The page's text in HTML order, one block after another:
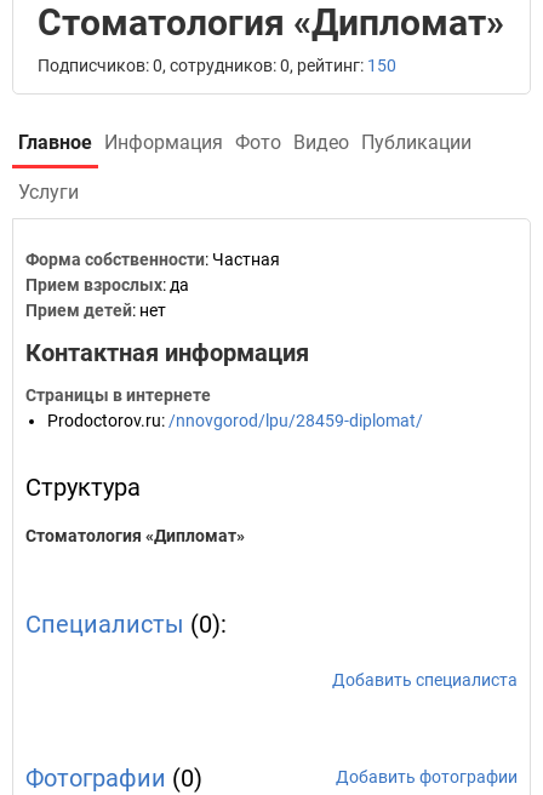
Стоматология «Дипломат»
Подписчиков: 0, сотрудников: 0, рейтинг: 150
Главное Информация Фото Видео Публикации
Услуги
Форма собственности: Частная
Прием взрослых: да
Прием детей: нет
Контактная информация
Страницы в интернете
Prodoctorov.ru: /nnovgorod/lpu/28459-diplomat/
Структура
Стоматология «Дипломат»
Специалисты (0):
Добавить специалиста
Фотографии (0) Добавить фотографии